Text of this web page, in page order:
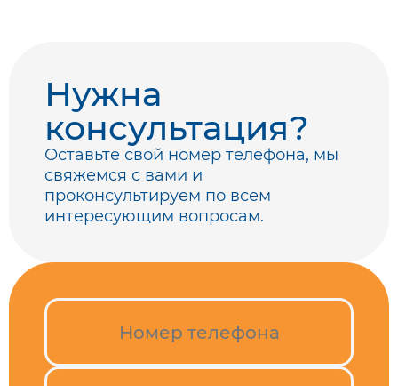
Нужна
консультация?
Оставьте свой номер телефона, мы
свяжемся с вами и
проконсультируем по всем
интересующим вопросам.